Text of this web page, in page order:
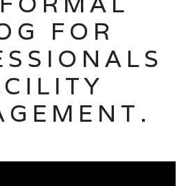
FOR